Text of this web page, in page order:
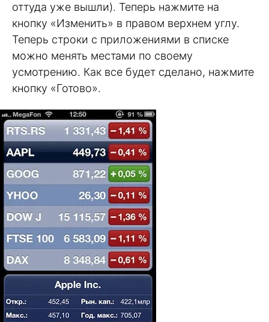
оттуда уже вышли). Теперь нажмите на
кнопку «Изменить» в правом верхнем углу.
Теперь строки с приложениями в списке
можно менять местами по своему
усмотрению. Как все будет сделано, нажмите
кнопку «Готово».